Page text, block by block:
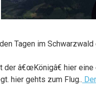
Tagen im Schwarzwald
der â€œKönigâ€ hier
hier gehts zum Flug..